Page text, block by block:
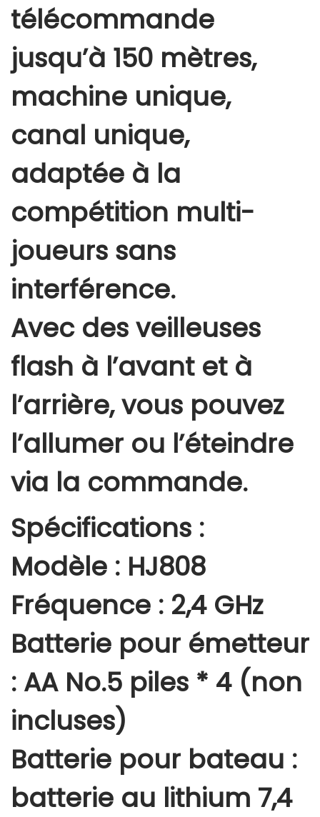
télécommande
jusqu’à 150 mètres,
machine unique,
canal unique,
adaptée à la
compétition multi-
joueurs sans
interférence.
Avec des veilleuses
flash à l’avant et à
l’arrière, vous pouvez
l’allumer ou l’éteindre
via la commande.
Spécifications :
Modèle : HJ808
Fréquence : 2,4 GHz
Batterie pour émetteur
: AA No.5 piles * 4 (non
incluses)
Batterie pour bateau :
batterie au lithium 7,4